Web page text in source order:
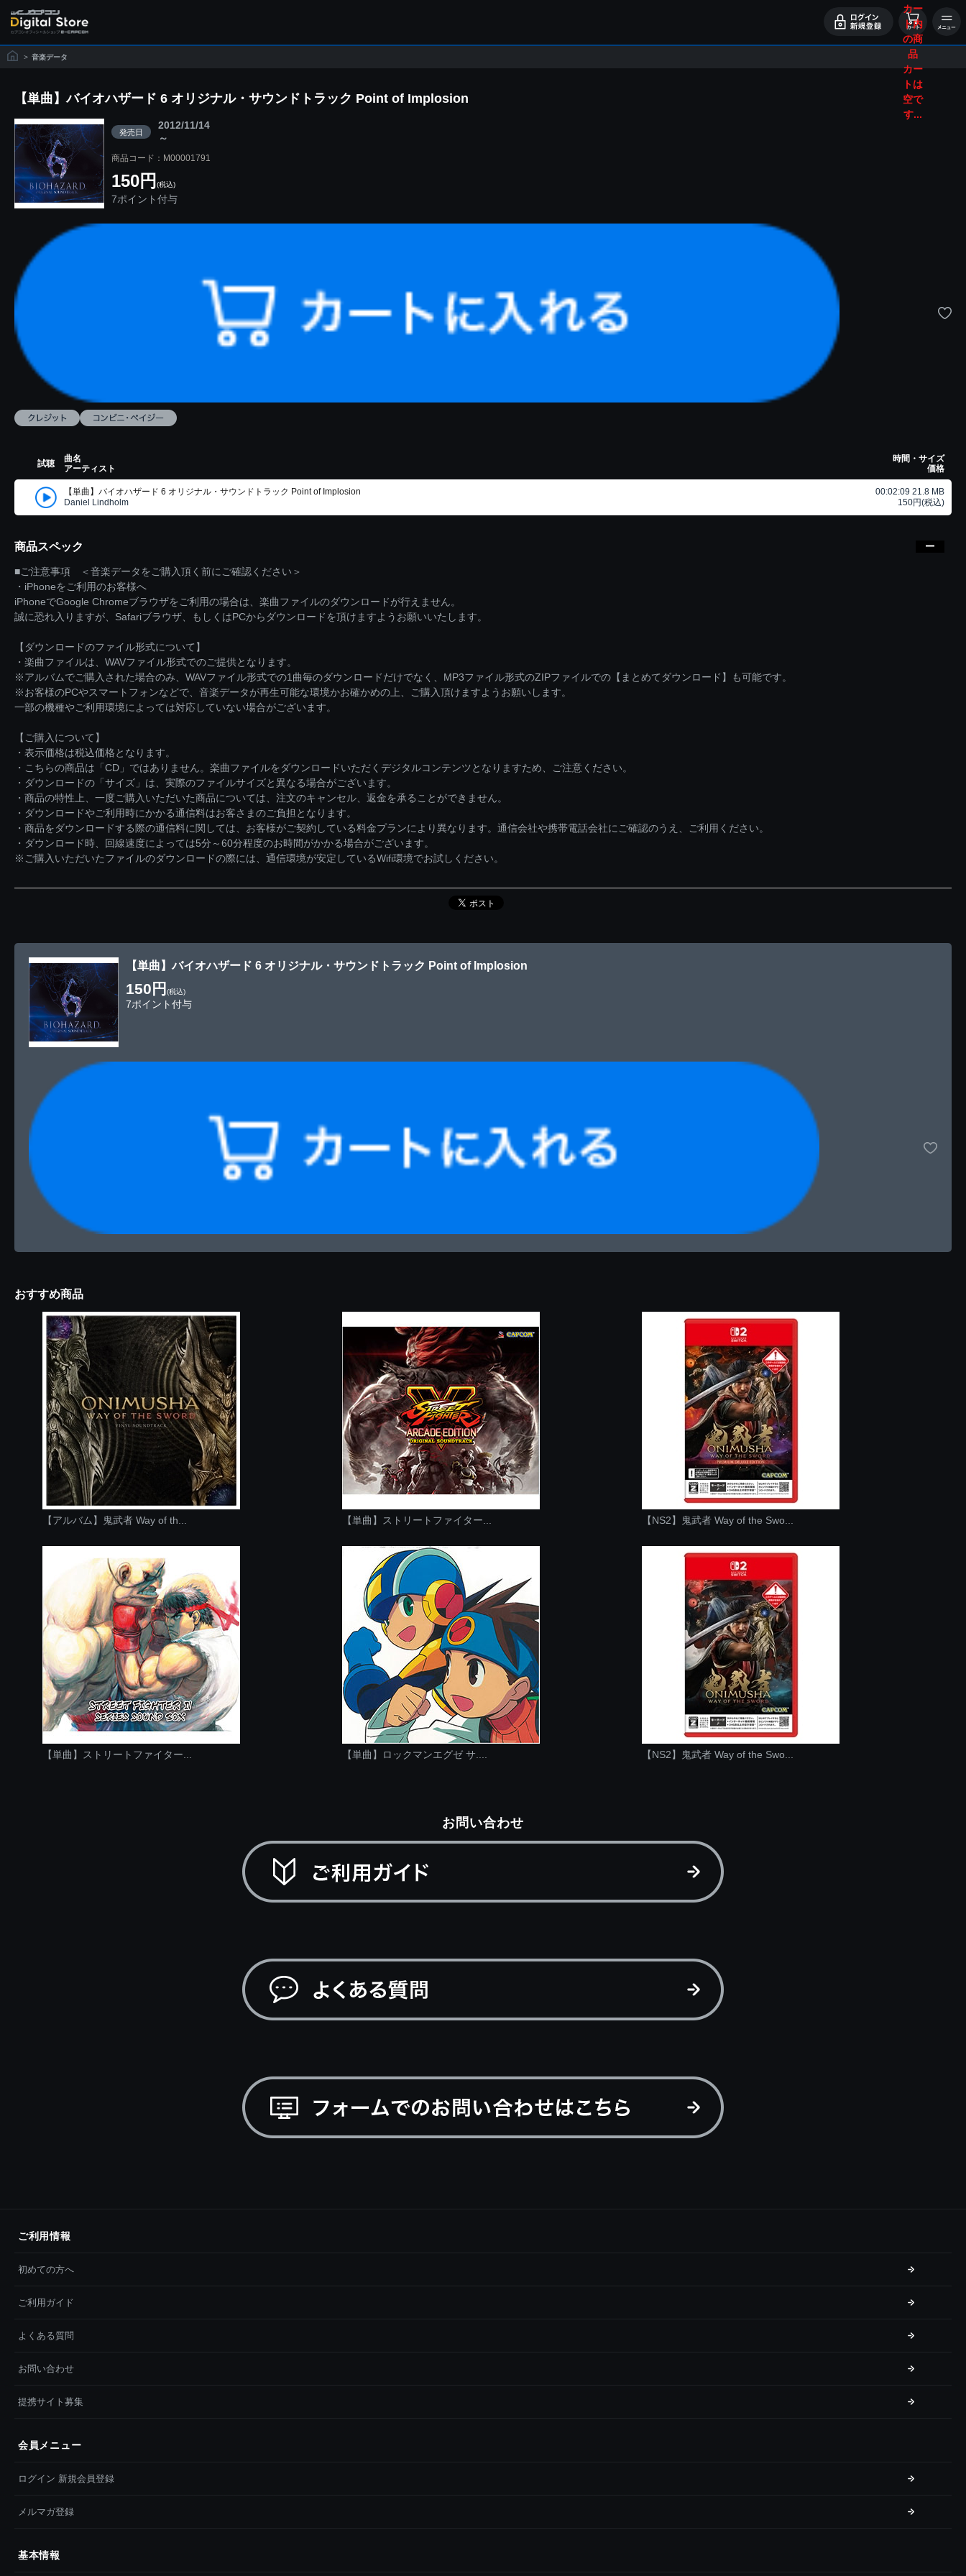
カー
ト内
の商
品
カー
トは
空で
す...
> 音楽データ
【単曲】バイオハザード 6 オリジナル・サウンドトラック Point of Implosion
発売日
2012/11/14
～
商品コード：M00001791
150円 (税込)
7ポイント付与
試聴
曲名
アーティスト
時間・サイズ
価格
【単曲】バイオハザード 6 オリジナル・サウンドトラック Point of Implosion
Daniel Lindholm
00:02:09 21.8 MB
150円(税込)
商品スペック
■ご注意事項 ＜音楽データをご購入頂く前にご確認ください＞
・iPhoneをご利用のお客様へ
iPhoneでGoogle Chromeブラウザをご利用の場合は、楽曲ファイルのダウンロードが行えません。
誠に恐れ入りますが、Safariブラウザ、もしくはPCからダウンロードを頂けますようお願いいたします。
【ダウンロードのファイル形式について】
・楽曲ファイルは、WAVファイル形式でのご提供となります。
※アルバムでご購入された場合のみ、WAVファイル形式での1曲毎のダウンロードだけでなく、MP3ファイル形式のZIPファイルでの【まとめてダウンロード】も可能です。
※お客様のPCやスマートフォンなどで、音楽データが再生可能な環境かお確かめの上、ご購入頂けますようお願いします。
一部の機種やご利用環境によっては対応していない場合がございます。
【ご購入について】
・表示価格は税込価格となります。
・こちらの商品は「CD」ではありません。楽曲ファイルをダウンロードいただくデジタルコンテンツとなりますため、ご注意ください。
・ダウンロードの「サイズ」は、実際のファイルサイズと異なる場合がございます。
・商品の特性上、一度ご購入いただいた商品については、注文のキャンセル、返金を承ることができません。
・ダウンロードやご利用時にかかる通信料はお客さまのご負担となります。
・商品をダウンロードする際の通信料に関しては、お客様がご契約している料金プランにより異なります。通信会社や携帯電話会社にご確認のうえ、ご利用ください。
・ダウンロード時、回線速度によっては5分～60分程度のお時間がかかる場合がございます。
※ご購入いただいたファイルのダウンロードの際には、通信環境が安定しているWifi環境でお試しください。
【単曲】バイオハザード 6 オリジナル・サウンドトラック Point of Implosion
150円 (税込)
7ポイント付与
おすすめ商品
【アルバム】鬼武者 Way of th... 【単曲】ストリートファイター... 【NS2】鬼武者 Way of the Swo...
【単曲】ストリートファイター... 【単曲】ロックマンエグゼ サ.... 【NS2】鬼武者 Way of the Swo...
お問い合わせ
ご利用情報
初めての方へ
ご利用ガイド
よくある質問
お問い合わせ
提携サイト募集
会員メニュー
ログイン 新規会員登録
メルマガ登録
基本情報